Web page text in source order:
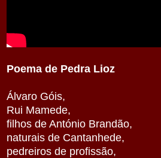
Poema de Pedra Lioz
Álvaro Góis,
Rui Mamede,
filhos de António Brandão,
naturais de Cantanhede,
pedreiros de profissão,